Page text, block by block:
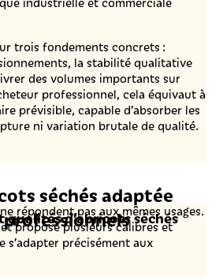
trois fondements concrets :
la stabilité qualitative
des volumes importants sur
professionnel, cela équivaut à
prévisible, capable d’absorber les
ni variation brutale de qualité.
séchés adaptée
professionnels
d’abricots séchés
répondent pas aux mêmes usages.
propose plusieurs calibres et
s’adapter précisément aux